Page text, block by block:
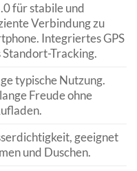
für stabile und
Verbindung zu
Integriertes GPS
Tracking.
typische Nutzung.
Freude ohne
geeignet
und Duschen.